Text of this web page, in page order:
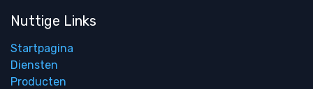
Nuttige Links
Startpagina
Diensten
Producten